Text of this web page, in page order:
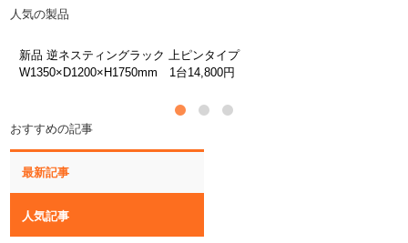
ト
検
索：
人気の製品
新品 逆ネスティングラック 上ピンタイプ
W1350×D1200×H1750mm 1台14,800円
おすすめの記事
最新記事
人気記事